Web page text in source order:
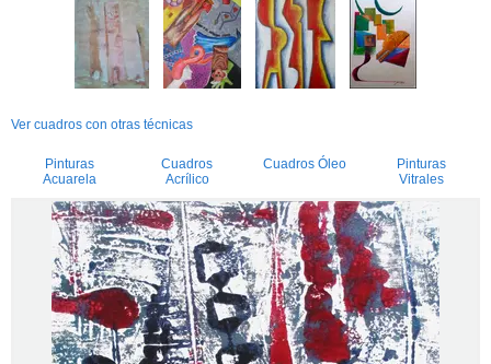
Ver cuadros con otras técnicas
Pinturas
Acuarela
Cuadros
Acrílico
Cuadros Óleo
Pinturas
Vitrales